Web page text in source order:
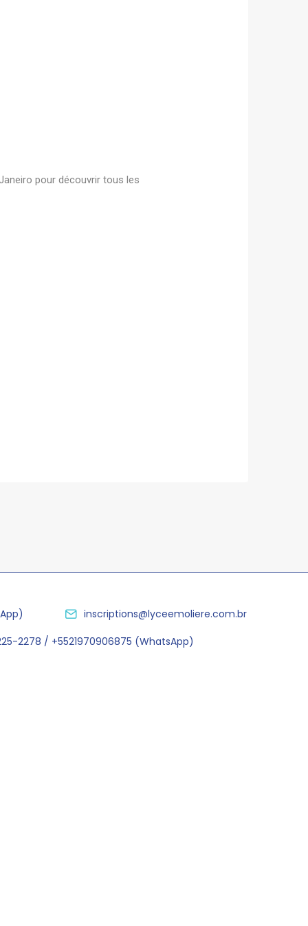
pour découvrir tous les
inscriptions@lyceemoliere.com.br
2278 / +5521970906875 (WhatsApp)